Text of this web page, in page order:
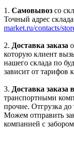
1. Самовывоз со
Точный адрес
market.ru/contacts/
2. Доставка заказа
которую клиент
нашего склада по
зависит от тарифов
3. Доставка заказа
транспортными
прочие. Отгрузка до
Можем отправить
компанией с